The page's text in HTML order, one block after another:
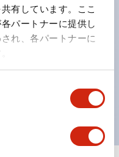
有しています。ここ
パートナーに提供し
れ、各パートナーに
まで対応可能になり
（LSRD球）。これま